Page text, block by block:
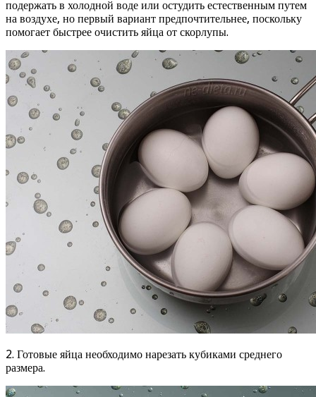
подержать в холодной воде или остудить естественным путем
на воздухе, но первый вариант предпочтительнее, поскольку
помогает быстрее очистить яйца от скорлупы.
2. Готовые яйца необходимо нарезать кубиками среднего
размера.